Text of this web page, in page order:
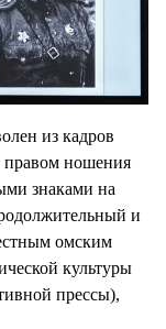
из кадров
правом ношения
знаками на
и
омским
культуры
прессы),